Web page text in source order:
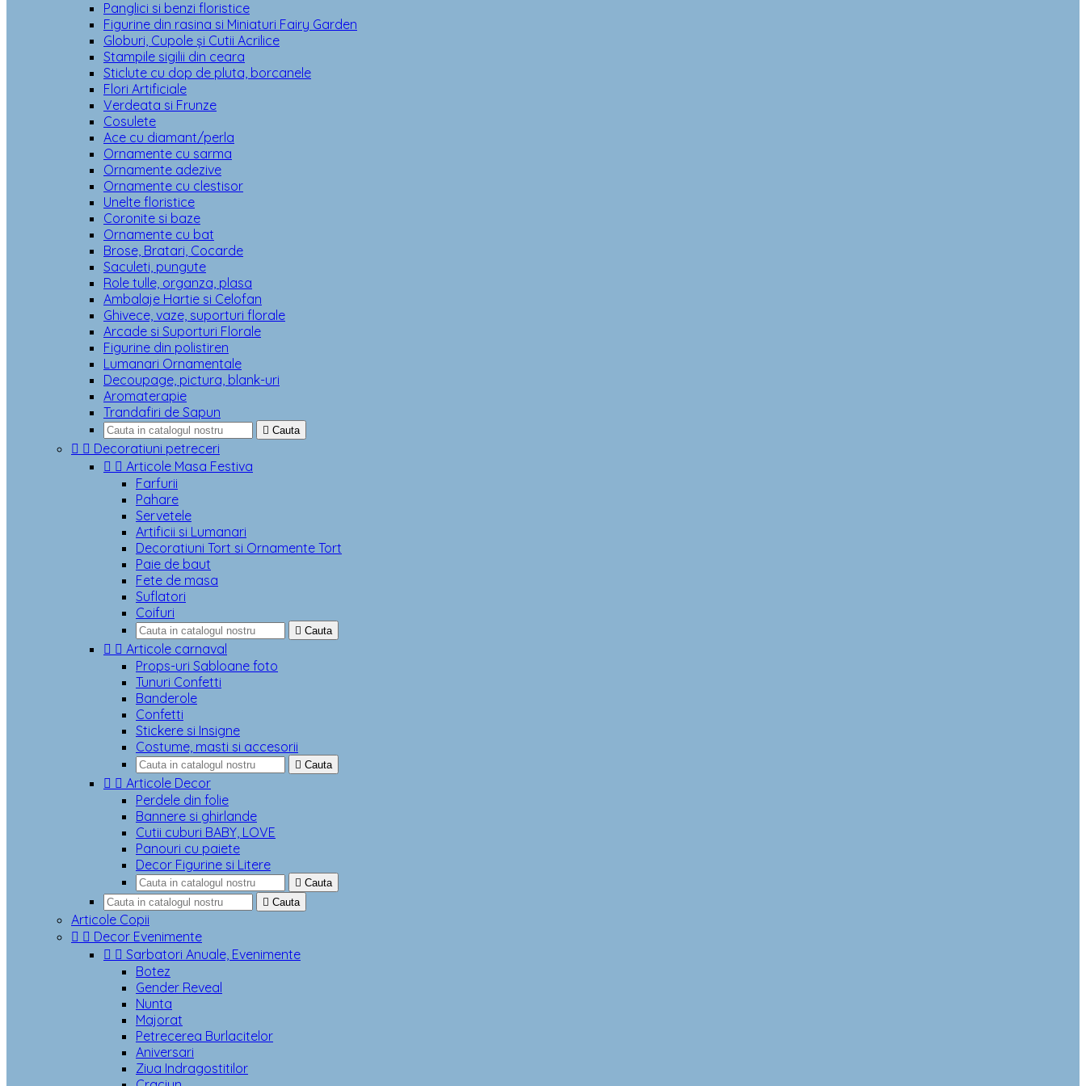
Panglici si benzi floristice
Figurine din rasina si Miniaturi Fairy Garden
Globuri, Cupole și Cutii Acrilice
Stampile sigilii din ceara
Sticlute cu dop de pluta, borcanele
Flori Artificiale
Verdeata si Frunze
Cosulete
Ace cu diamant/perla
Ornamente cu sarma
Ornamente adezive
Ornamente cu clestisor
Unelte floristice
Coronite si baze
Ornamente cu bat
Brose, Bratari, Cocarde
Saculeti, pungute
Role tulle, organza, plasa
Ambalaje Hartie si Celofan
Ghivece, vaze, suporturi florale
Arcade si Suporturi Florale
Figurine din polistiren
Lumanari Ornamentale
Decoupage, pictura, blank-uri
Aromaterapie
Trandafiri de Sapun
 Cauta
  Decoratiuni petreceri
  Articole Masa Festiva
Farfurii
Pahare
Servetele
Artificii si Lumanari
Decoratiuni Tort si Ornamente Tort
Paie de baut
Fete de masa
Suflatori
Coifuri
 Cauta
  Articole carnaval
Props-uri Sabloane foto
Tunuri Confetti
Banderole
Confetti
Stickere si Insigne
Costume, masti si accesorii
 Cauta
  Articole Decor
Perdele din folie
Bannere si ghirlande
Cutii cuburi BABY, LOVE
Panouri cu paiete
Decor Figurine si Litere
 Cauta
 Cauta
Articole Copii
  Decor Evenimente
  Sarbatori Anuale, Evenimente
Botez
Gender Reveal
Nunta
Majorat
Petrecerea Burlacitelor
Aniversari
Ziua Indragostitilor